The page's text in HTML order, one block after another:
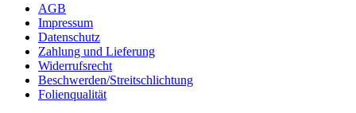
AGB
Impressum
Datenschutz
Zahlung und Lieferung
Widerrufsrecht
Beschwerden/Streitschlichtung
Folienqualität